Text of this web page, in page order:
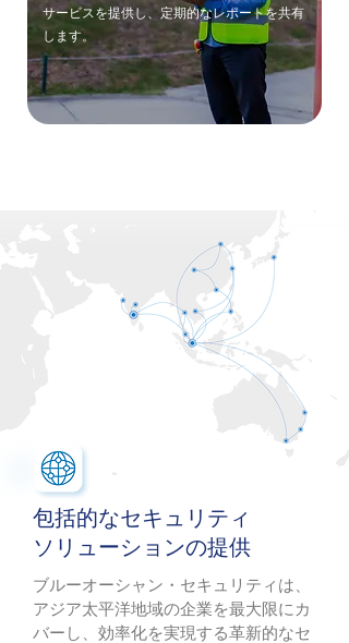
サービスを提供し、定期的なレポートを共有
します。
包括的なセキュリティ
ソリューションの提供
ブルーオーシャン・セキュリティは、
アジア太平洋地域の企業を最大限にカ
バーし、効率化を実現する革新的なセ